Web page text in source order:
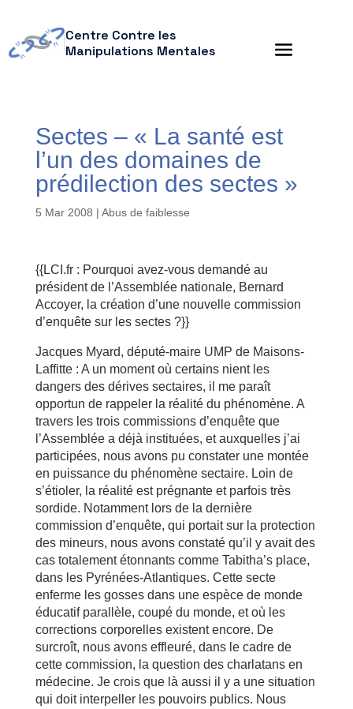
Centre Contre les
Manipulations Mentales
Sectes – « La santé est
l’un des domaines de
prédilection des sectes »
5 Mar 2008 | Abus de faiblesse
{{LCI.fr : Pourquoi avez-vous demandé au
président de l’Assemblée nationale, Bernard
Accoyer, la création d’une nouvelle commission
d’enquête sur les sectes ?}}
Jacques Myard, député-maire UMP de Maisons-
Laffitte : A un moment où certains nient les
dangers des dérives sectaires, il me paraît
opportun de rappeler la réalité du phénomène. A
travers les trois commissions d’enquête que
l’Assemblée a déjà instituées, et auxquelles j’ai
participées, nous avons pu constater une montée
en puissance du phénomène sectaire. Loin de
s’étioler, la réalité est prégnante et parfois très
sordide. Notamment lors de la dernière
commission d’enquête, qui portait sur la protection
des mineurs, nous avons constaté qu’il y avait des
cas totalement étonnants comme Tabitha’s place,
dans les Pyrénées-Atlantiques. Cette secte
enferme les gosses dans une espèce de monde
éducatif parallèle, coupé du monde, et où les
corrections corporelles existent encore. De
surcroît, nous avons effleuré, dans le cadre de
cette commission, la question des charlatans en
médecine. Je crois que là aussi il y a une situation
qui doit interpeller les pouvoirs publics. Nous